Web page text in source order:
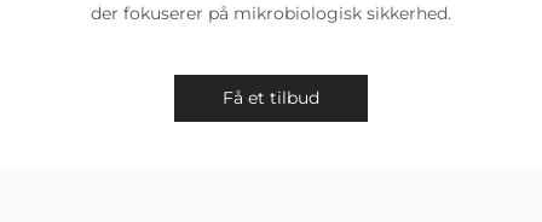
der fokuserer på mikrobiologisk sikkerhed.
Få et tilbud